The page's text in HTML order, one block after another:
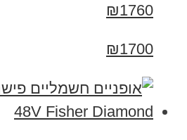
₪1760
₪1700